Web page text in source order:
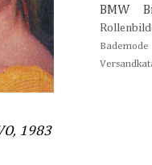
1983
BMW
Bademode